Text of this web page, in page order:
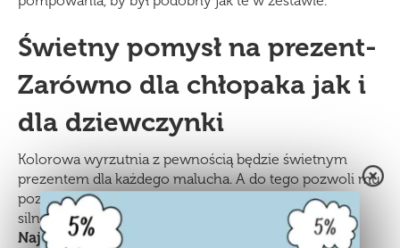
Świetny pomysł na prezent-
Zarówno dla chłopaka jak i
dla dziewczynki
Kolorowa wyrzutnia z pewnością będzie świetnym
prezentem dla każdego malucha. A do tego pozwoli mu
poznać niektóre prawa fizyki oraz zasadę działania
silników odrzutowych.
Najważniejsze cechy i zalety zestawu: